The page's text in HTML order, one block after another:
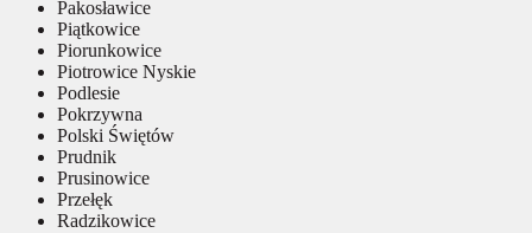
Pakosławice
Piątkowice
Piorunkowice
Piotrowice Nyskie
Podlesie
Pokrzywna
Polski Świętów
Prudnik
Prusinowice
Przełęk
Radzikowice